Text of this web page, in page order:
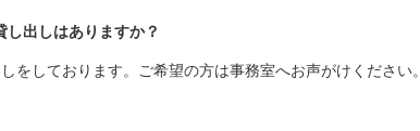
し出しはありますか？
をしております。ご希望の方は事務室へお声がけください。